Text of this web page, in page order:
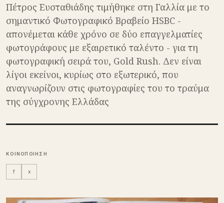
Πέτρος Ευσταθιάδης τιμήθηκε στη Γαλλία με το
σημαντικό Φωτογραφικό Βραβείο HSBC -
απονέμεται κάθε χρόνο σε δύο επαγγελματίες
φωτογράφους με εξαιρετικό ταλέντο - για τη
φωτογραφική σειρά του, Gold Rush. Δεν είναι
λίγοι εκείνοι, κυρίως στο εξωτερικό, που
αναγνωρίζουν στις φωτογραφίες του το τραύμα
της σύγχρονης Ελλάδας
ΚΟΙΝΟΠΟΙΗΣΗ
f x